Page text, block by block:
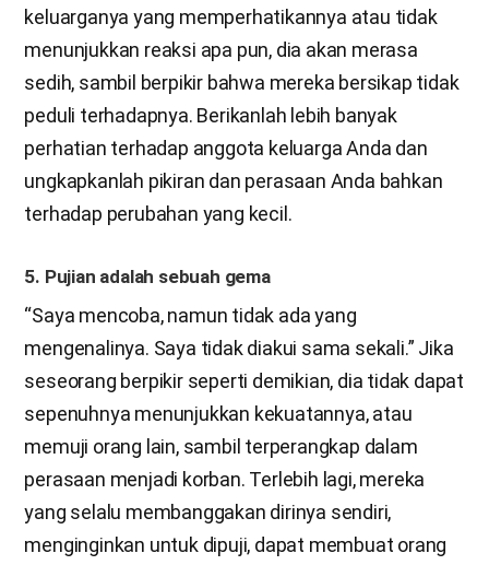
keluarganya yang memperhatikannya atau tidak
menunjukkan reaksi apa pun, dia akan merasa
sedih, sambil berpikir bahwa mereka bersikap tidak
peduli terhadapnya. Berikanlah lebih banyak
perhatian terhadap anggota keluarga Anda dan
ungkapkanlah pikiran dan perasaan Anda bahkan
terhadap perubahan yang kecil.
5. Pujian adalah sebuah gema
“Saya mencoba, namun tidak ada yang
mengenalinya. Saya tidak diakui sama sekali.” Jika
seseorang berpikir seperti demikian, dia tidak dapat
sepenuhnya menunjukkan kekuatannya, atau
memuji orang lain, sambil terperangkap dalam
perasaan menjadi korban. Terlebih lagi, mereka
yang selalu membanggakan dirinya sendiri,
menginginkan untuk dipuji, dapat membuat orang